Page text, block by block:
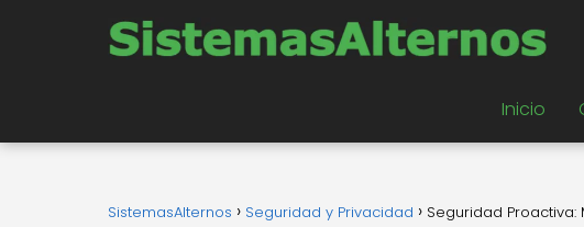
Inicio
SistemasAlternos Seguridad y Privacidad Seguridad Proactiva: